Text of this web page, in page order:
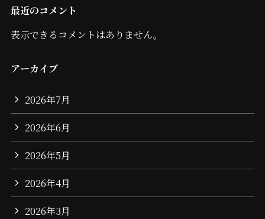
最近のコメント
表示できるコメントはありません。
アーカイブ
2026年7月
2026年6月
2026年5月
2026年4月
2026年3月